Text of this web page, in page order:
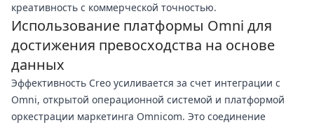
креативность с коммерческой точностью.
Использование платформы Omni для
достижения превосходства на основе
данных
Эффективность Creo усиливается за счет интеграции с
Omni, открытой операционной системой и платформой
оркестрации маркетинга Omnicom. Это соединение